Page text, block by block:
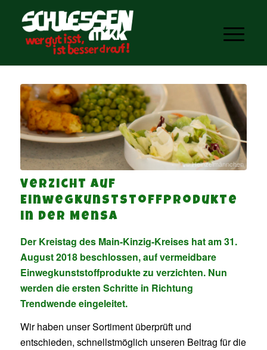
© Heinzelmännchen
Verzicht auf
Einwegkunststoffprodukte
in der Mensa
Der Kreistag des Main-Kinzig-Kreises hat am 31.
August 2018 beschlossen, auf vermeidbare
Einwegkunststoffprodukte zu verzichten. Nun
werden die ersten Schritte in Richtung
Trendwende eingeleitet.
Wir haben unser Sortiment überprüft und
entschieden, schnellstmöglich unseren Beitrag für die